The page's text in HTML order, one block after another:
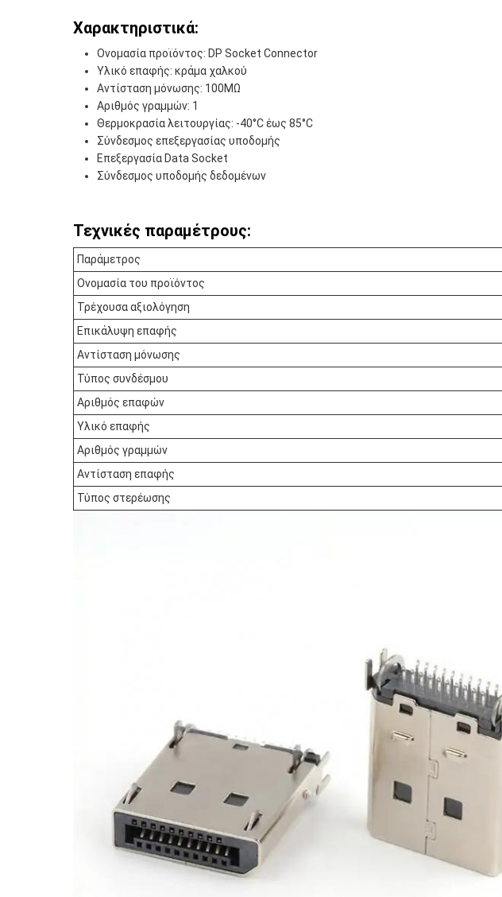
Χαρακτηριστικά:
Ονομασία προϊόντος: DP Socket Connector
Υλικό επαφής: κράμα χαλκού
Αντίσταση μόνωσης: 100MΩ
Αριθμός γραμμών: 1
Θερμοκρασία λειτουργίας: -40°C έως 85°C
Σύνδεσμος επεξεργασίας υποδομής
Επεξεργασία Data Socket
Σύνδεσμος υποδομής δεδομένων
Τεχνικές παραμέτρους:
Παράμετρος
Ονομασία του προϊόντος
Τρέχουσα αξιολόγηση
Επικάλυψη επαφής
Αντίσταση μόνωσης
Τύπος συνδέσμου
Αριθμός επαφών
Υλικό επαφής
Αριθμός γραμμών
Αντίσταση επαφής
Τύπος στερέωσης